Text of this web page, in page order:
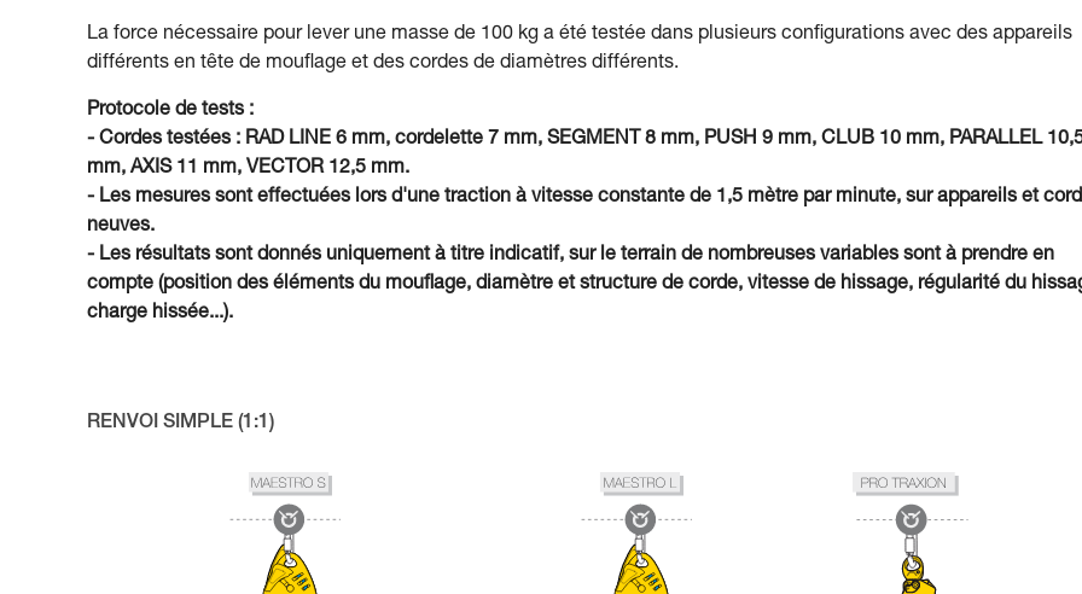
La force nécessaire pour lever une masse de 100 kg a été testée dans plusieurs configurations avec des appareils
différents en tête de mouflage et des cordes de diamètres différents.
Protocole de tests :
- Cordes testées : RAD LINE 6 mm, cordelette 7 mm, SEGMENT 8 mm, PUSH 9 mm, CLUB 10 mm, PARALLEL
mm, AXIS 11 mm, VECTOR 12,5 mm.
- Les mesures sont effectuées lors d'une traction à vitesse constante de 1,5 mètre par minute, sur appareils et
neuves.
- Les résultats sont donnés uniquement à titre indicatif, sur le terrain de nombreuses variables sont à prendre en
compte (position des éléments du mouflage, diamètre et structure de corde, vitesse de hissage, régularité du
charge hissée...).
RENVOI SIMPLE (1:1)